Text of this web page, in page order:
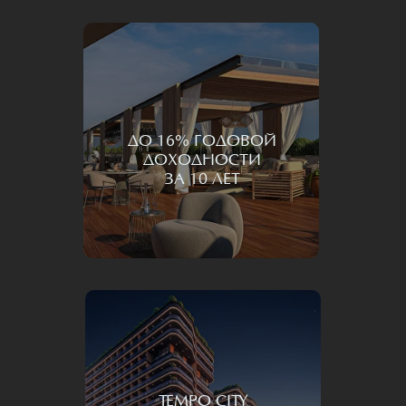
ДО 16% ГОДОВОЙ
ДОХОДНОСТИ
ЗА 10 ЛЕТ
TEMPO CITY